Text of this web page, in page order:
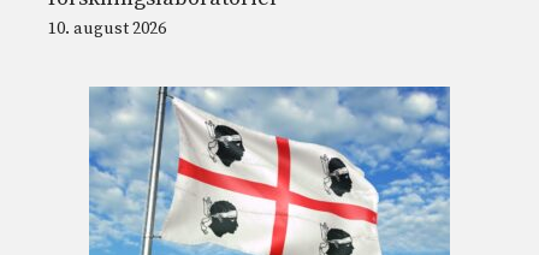
10. august 2026